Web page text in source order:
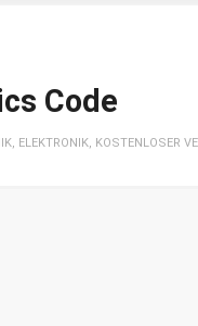
Code
, ELEKTRONIK, KOSTENLOSER